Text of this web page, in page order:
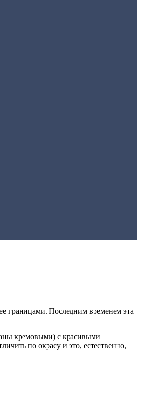
границами. Последним временем эта
кремовыми) с красивыми
по окрасу и это, естественно,